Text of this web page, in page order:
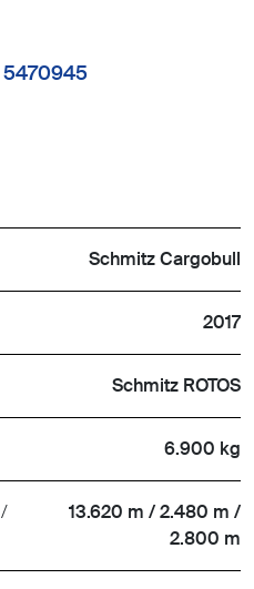
Schmitz Cargobull
2017
Schmitz ROTOS
6.900 kg
13.620 m / 2.480 m /
2.800 m